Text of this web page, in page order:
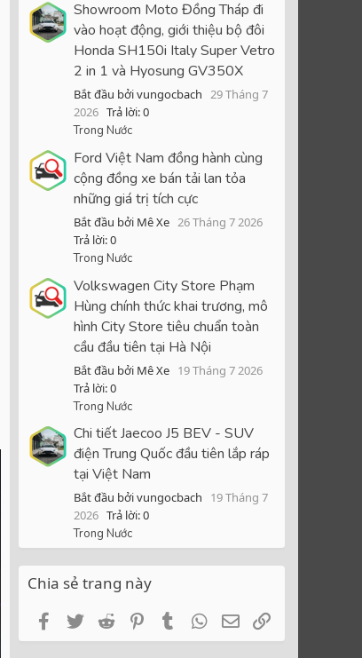
Showroom Moto Đồng Tháp đi
vào hoạt động, giới thiệu bộ đôi
Honda SH150i Italy Super Vetro
2 in 1 và Hyosung GV350X
Bắt đầu bởi vungocbach 29 Tháng 7
2026 Trả lời: 0
Trong Nước
Ford Việt Nam đồng hành cùng
cộng đồng xe bán tải lan tỏa
những giá trị tích cực
Bắt đầu bởi Mê Xe 26 Tháng 7 2026
Trả lời: 0
Trong Nước
Volkswagen City Store Phạm
Hùng chính thức khai trương, mô
hình City Store tiêu chuẩn toàn
cầu đầu tiên tại Hà Nội
Bắt đầu bởi Mê Xe 19 Tháng 7 2026
Trả lời: 0
Trong Nước
Chi tiết Jaecoo J5 BEV - SUV
điện Trung Quốc đầu tiên lắp ráp
tại Việt Nam
Bắt đầu bởi vungocbach
19 Tháng 7
2026 Trả lời: 0
Trong Nước
Chia sẻ trang này
FacebookTwitterRedditPinterestTumblrWhatsApp
Email